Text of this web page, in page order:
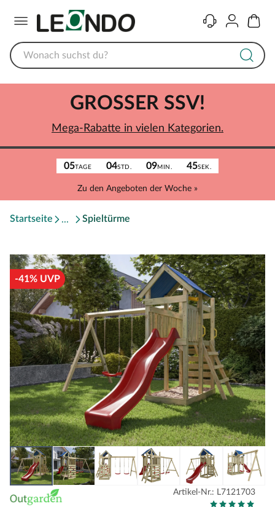
KontaktKonto
05TAGE 04STD. 09MIN. 45SEK.
Zu den Angeboten der Woche »
GROSSER SSV!
Mega-Rabatte in vielen Kategorien.
Startseite Spieltürme
-41% UVP
Artikel-Nr.: L7121703